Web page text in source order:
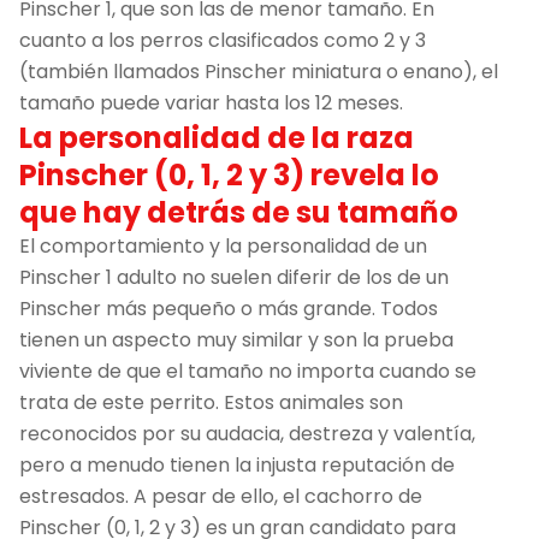
Pinscher 1, que son las de menor tamaño. En
cuanto a los perros clasificados como 2 y 3
(también llamados Pinscher miniatura o enano), el
tamaño puede variar hasta los 12 meses.
La personalidad de la raza
Pinscher (0, 1, 2 y 3) revela lo
que hay detrás de su tamaño
El comportamiento y la personalidad de un
Pinscher 1 adulto no suelen diferir de los de un
Pinscher más pequeño o más grande. Todos
tienen un aspecto muy similar y son la prueba
viviente de que el tamaño no importa cuando se
trata de este perrito. Estos animales son
reconocidos por su audacia, destreza y valentía,
pero a menudo tienen la injusta reputación de
estresados. A pesar de ello, el cachorro de
Pinscher (0, 1, 2 y 3) es un gran candidato para